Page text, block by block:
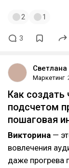
2 1
3
Светлана
Маркетинг
Как создать
подсчетом
пошаговая
Викторина —
вовлечения
даже прогрева